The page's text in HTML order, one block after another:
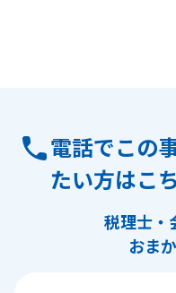
電話でこの
たい方はこ
税理士・
おま